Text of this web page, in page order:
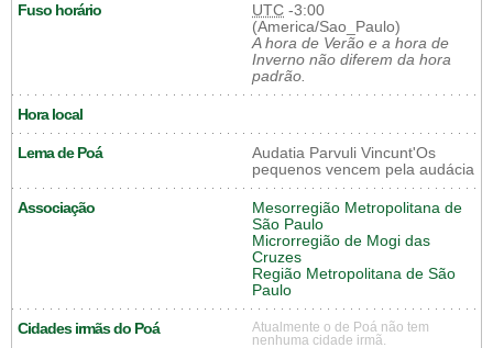
Fuso horário UTC -3:00
(America/Sao_Paulo)
A hora de Verão e a hora de
Inverno não diferem da hora
padrão.
Hora local
Lema de Poá
Audatia Parvuli Vincunt'Os
pequenos vencem pela audácia
Associação
Mesorregião Metropolitana de
São Paulo
Microrregião de Mogi das
Cruzes
Região Metropolitana de São
Paulo
Cidades irmãs do Poá
Atualmente o de Poá não tem
nenhuma cidade irmã.